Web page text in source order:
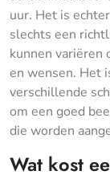
uur. Het is
slechts een
kunnen variëren
en wensen. Het
verschillende
om een goed
die worden
Wat kost